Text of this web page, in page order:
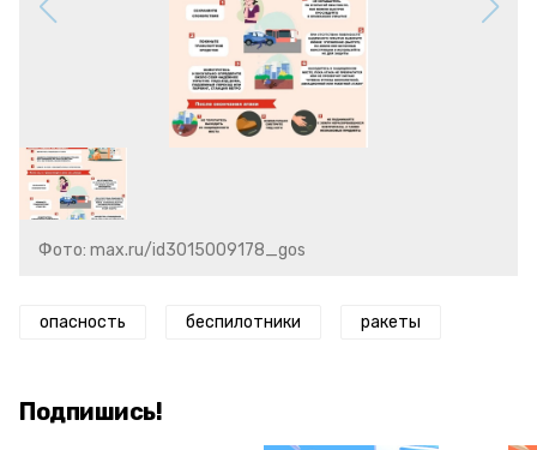
Фото: max.ru/id3015009178_gos
опасность беспилотники ракеты
Подпишись!